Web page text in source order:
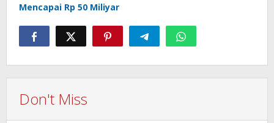
Mencapai Rp 50 Miliyar
Don't Miss